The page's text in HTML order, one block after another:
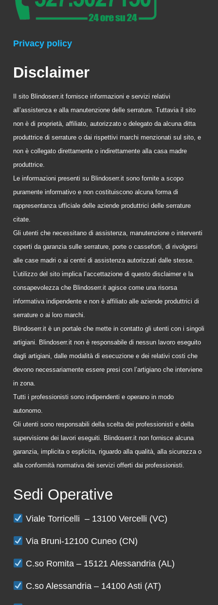
Privacy policy
Disclaimer
Il sito Blindoserr.it fornisce informazioni e servizi relativi
all’assistenza e alla manutenzione delle serrature. Tuttavia il sito
non è di proprietà, affiliato, autorizzato o delegato da alcuna ditta
produttrice di serrature o dai rispettivi marchi menzionati sul sito, e
non è collegato direttamente o indirettamente alla casa madre
produttrice.
Le informazioni presenti su Blindoserr.it sono fornite a scopo
puramente informativo e non costituiscono alcuna forma di
rappresentanza ufficiale delle aziende produttrici delle serrature
citate.
Gli utenti che necessitano di assistenza, manutenzione o interventi
coperti da garanzia sulle serrature, porte o casseforti, di rivolgersi
alle case madri o ai centri di assistenza autorizzati dalle stesse.
L’utilizzo del sito implica l’accettazione di questo disclaimer e la
consapevolezza che Blindoserr.it agisce come una risorsa
informativa indipendente e non è affiliato alle aziende produttrici di
serrature o ai loro marchi.
Blindoserr.it è un portale che mette in contatto gli utenti con i singoli
artigiani. Blindoserr.it non è responsabile di nessun lavoro eseguito
dagli artigiani, dalle modalità di esecuzione e dei relativi costi che
devono necessariamente essere presi con l’artigiano che interviene
in zona.
Tutti i professionisti sono indipendenti e operano in modo
autonomo.
Gli utenti sono responsabili della scelta dei professionisti e della
supervisione dei lavori eseguiti. Blindoserr.it non fornisce alcuna
garanzia, implicita o esplicita, riguardo alla qualità, alla sicurezza o
alla conformità normativa dei servizi offerti dai professionisti.
Sedi Operative
Viale Torricelli – 13100 Vercelli (VC)
Via Bruni-12100 Cuneo (CN)
C.so Romita – 15121 Alessandria (AL)
C.so Alessandria – 14100 Asti (AT)